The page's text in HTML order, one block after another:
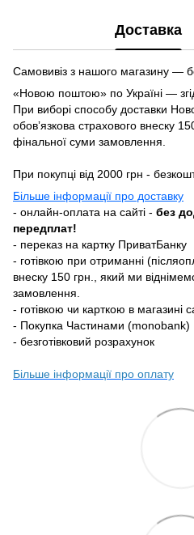
Доставка
Самовивіз з нашого магазину —
«Новою поштою» по Україні —
При виборі способу доставки
обовʼязкова страхового внеску
фінальної суми замовлення.
При покупці від 2000 грн -
Більше інформації про доставку
- онлайн-оплата на сайті - без
передплат!
- переказ на картку ПриватБанку
- готівкою при отриманні
внеску 150 грн., який ми
замовлення.
- готівкою чи карткою в магазині
- Покупка Частинами (monobank)
- безготівковий розрахунок
Більше інформації про оплату